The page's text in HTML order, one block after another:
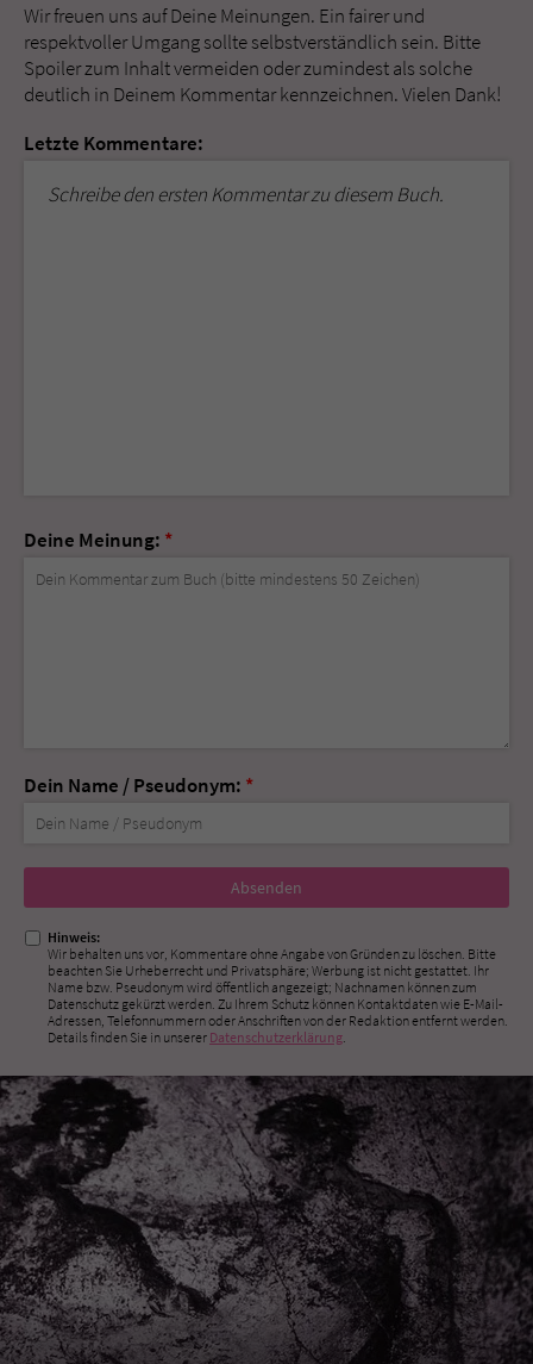
Wir freuen uns auf Deine Meinungen. Ein fairer und
respektvoller Umgang sollte selbstverständlich sein. Bitte
Spoiler zum Inhalt vermeiden oder zumindest als solche
deutlich in Deinem Kommentar kennzeichnen. Vielen Dank!
Letzte Kommentare:
Schreibe den ersten Kommentar zu diesem Buch.
Deine Meinung: *
Dein Name / Pseudonym: *
Nicht
ausfüllen!
Hinweis:
Wir behalten uns vor, Kommentare ohne Angabe von Gründen zu löschen. Bitte
beachten Sie Urheberrecht und Privatsphäre; Werbung ist nicht gestattet. Ihr
Name bzw. Pseudonym wird öffentlich angezeigt; Nachnamen können zum
Datenschutz gekürzt werden. Zu Ihrem Schutz können Kontaktdaten wie E-Mail-
Adressen, Telefonnummern oder Anschriften von der Redaktion entfernt werden.
Details finden Sie in unserer Datenschutzerklärung